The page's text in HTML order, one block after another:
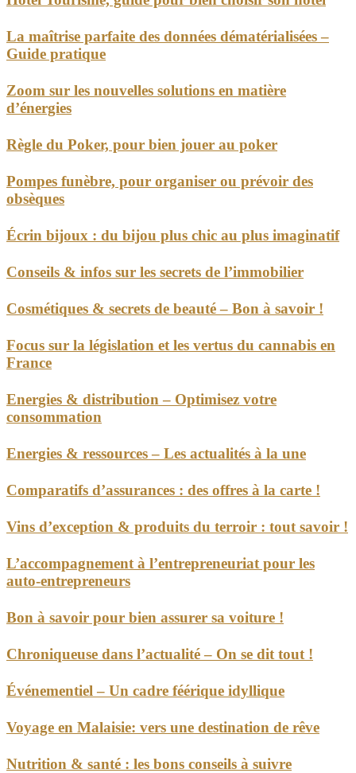
La maîtrise parfaite des données dématérialisées –
Guide pratique
Zoom sur les nouvelles solutions en matière
d’énergies
Règle du Poker, pour bien jouer au poker
Pompes funèbre, pour organiser ou prévoir des
obsèques
Écrin bijoux : du bijou plus chic au plus imaginatif
Conseils & infos sur les secrets de l’immobilier
Cosmétiques & secrets de beauté – Bon à savoir !
Focus sur la législation et les vertus du cannabis en
France
Energies & distribution – Optimisez votre
consommation
Energies & ressources – Les actualités à la une
Comparatifs d’assurances : des offres à la carte !
Vins d’exception & produits du terroir : tout savoir !
L’accompagnement à l’entrepreneuriat pour les
auto-entrepreneurs
Bon à savoir pour bien assurer sa voiture !
Chroniqueuse dans l’actualité – On se dit tout !
Événementiel – Un cadre féérique idyllique
Voyage en Malaisie: vers une destination de rêve
Nutrition & santé : les bons conseils à suivre